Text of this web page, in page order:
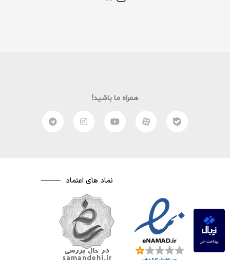
همراه ما باشید!
نماد های اعتماد